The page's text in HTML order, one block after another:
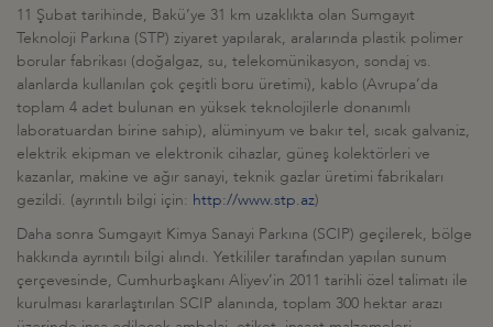
11 Şubat tarihinde, Bakü’ye 31 km uzaklıkta olan Sumgayıt
Teknoloji Parkına (STP) ziyaret yapılarak, aralarında plastik polimer
borular fabrikası (doğalgaz, su, telekomünikasyon, sondaj vs.
alanlarda kullanılan çok çeşitli boru üretimi), kablo (Avrupa’da
toplam 4 adet bulunan en yüksek teknolojilerle donanımlı
laboratuardan birine sahip), alüminyum ve bakır tel, sıcak galvaniz,
elektrik ekipman ve elektronik cihazlar, güneş kolektörleri ve
kazanlar, makine ve ağır sanayi, teknik gazlar üretimi fabrikaları
gezildi. (ayrıntılı bilgi için: http://www.stp.az)
Daha sonra Sumgayıt Kimya Sanayi Parkına (SCIP) geçilerek, bölge
hakkında ayrıntılı bilgi alındı. Yetkililer tarafından yapılan sunum
çerçevesinde, Cumhurbaşkanı Aliyev’in 2011 tarihli özel talimatı ile
kurulması kararlaştırılan SCIP alanında, toplam 300 hektar arazı